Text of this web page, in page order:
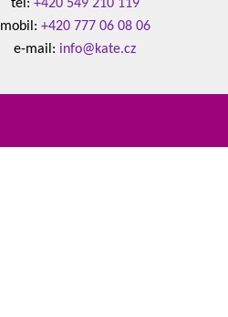
tel: +420 549 210 119
mobil: +420 777 06 08 06
e-mail: info@kate.cz